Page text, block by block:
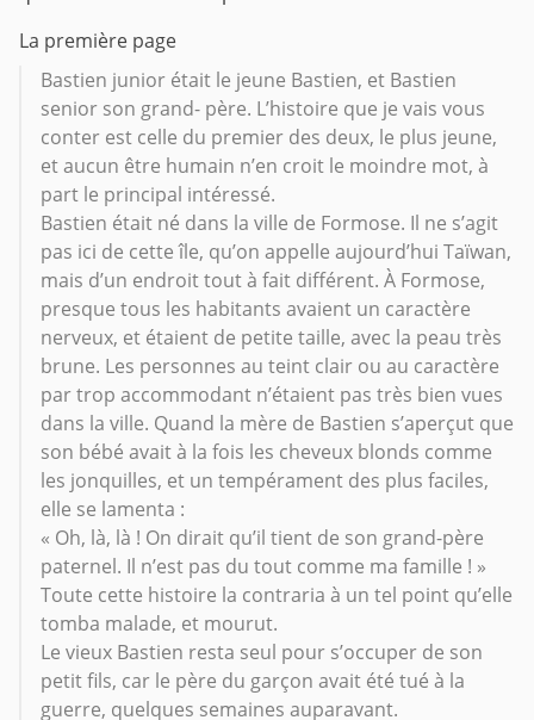
La première page
Bastien junior était le jeune Bastien, et Bastien
senior son grand- père. L’histoire que je vais vous
conter est celle du premier des deux, le plus jeune,
et aucun être humain n’en croit le moindre mot, à
part le principal intéressé.
Bastien était né dans la ville de Formose. Il ne s’agit
pas ici de cette île, qu’on appelle aujourd’hui Taïwan,
mais d’un endroit tout à fait différent. À Formose,
presque tous les habitants avaient un caractère
nerveux, et étaient de petite taille, avec la peau très
brune. Les personnes au teint clair ou au caractère
par trop accommodant n’étaient pas très bien vues
dans la ville. Quand la mère de Bastien s’aperçut que
son bébé avait à la fois les cheveux blonds comme
les jonquilles, et un tempérament des plus faciles,
elle se lamenta :
« Oh, là, là ! On dirait qu’il tient de son grand-père
paternel. Il n’est pas du tout comme ma famille ! »
Toute cette histoire la contraria à un tel point qu’elle
tomba malade, et mourut.
Le vieux Bastien resta seul pour s’occuper de son
petit fils, car le père du garçon avait été tué à la
guerre, quelques semaines auparavant.